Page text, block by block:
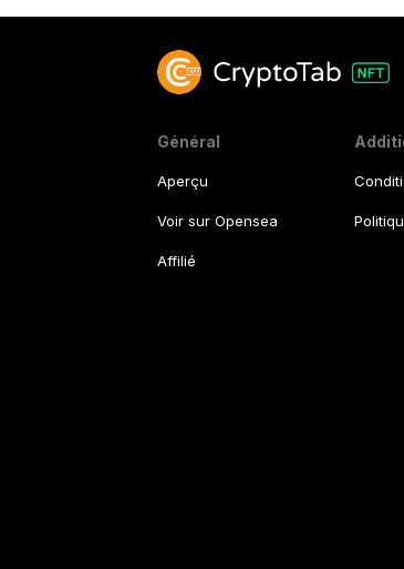
Général
Aperçu
Voir sur Opensea
Affilié